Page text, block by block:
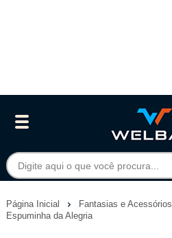
Página Inicial Fantasias e Acessórios
Espuminha da Alegria